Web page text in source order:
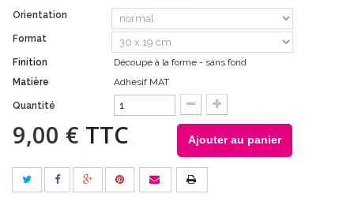
Orientation
Format
Finition
Découpe à la forme - sans fond
Matière
Adhesif MAT
Quantité
9,00 € TTC Ajouter au panier